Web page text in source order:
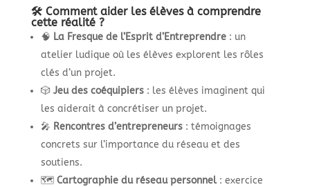
🛠️ Comment aider les élèves à comprendre
cette réalité ?
🧠 La Fresque de l’Esprit d’Entreprendre: un
atelier ludique où les élèves explorent les rôles
clés d’un projet.
🎲 Jeu des coéquipiers: les élèves imaginent qui
les aiderait à concrétiser un projet.
🎤 Rencontres d’entrepreneurs: témoignages
concrets sur l’importance du réseau et des
soutiens.
🗺️ Cartographie du réseau personnel: exercice